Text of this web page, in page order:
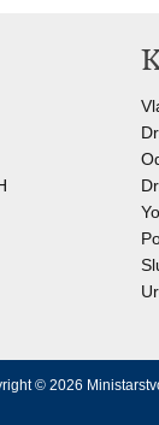
© 2026